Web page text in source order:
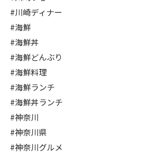
#川崎ディナー
#海鮮
#海鮮丼
#海鮮どんぶり
#海鮮料理
#海鮮ランチ
#海鮮丼ランチ
#神奈川
#神奈川県
#神奈川グルメ